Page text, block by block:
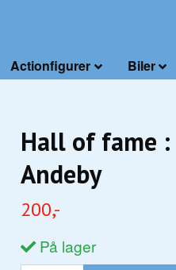
Actionfigurer Biler
Hall of fame
Andeby
200,-
På lager